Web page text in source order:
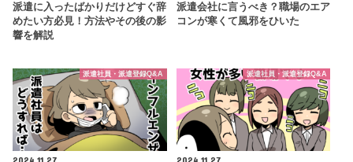
派遣に入ったばかりだけどすぐ辞
めたい方必見！方法やその後の影
響を解説
派遣会社に言うべき？職場のエア
コンが寒くて風邪をひいた
派遣社員・派遣登録Q&A
2024.11.27
派遣社員・派遣登録Q&A
2024.11.27